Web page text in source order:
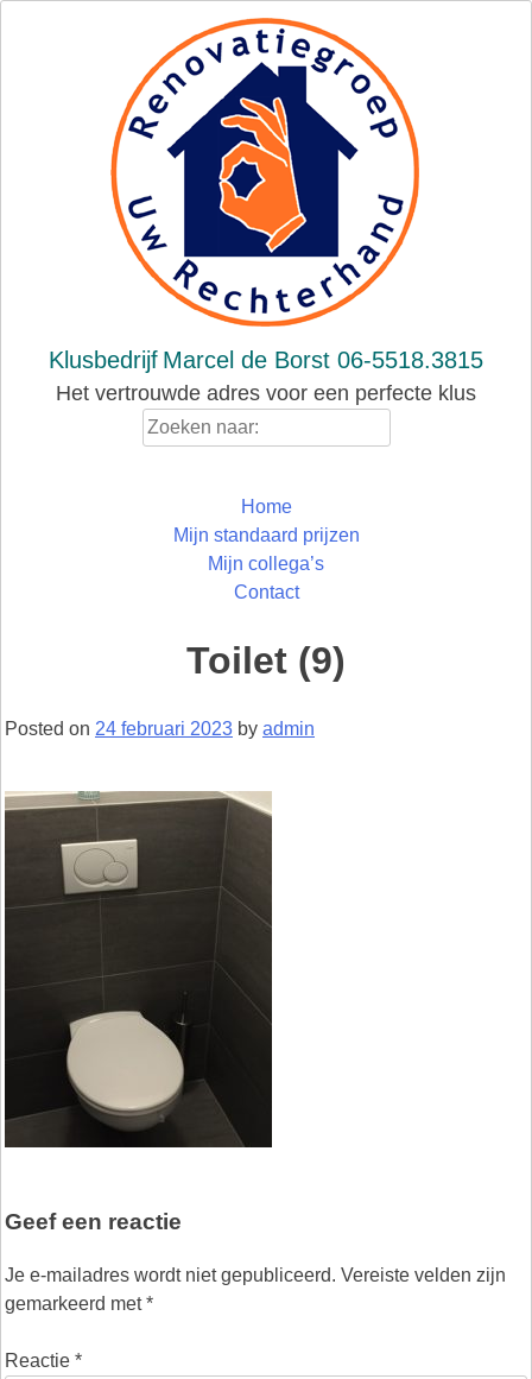
Klusbedrijf Marcel de Borst 06-5518.3815
Het vertrouwde adres voor een perfecte klus
Home
Mijn standaard prijzen
Mijn collega’s
Contact
Toilet (9)
Posted on 24 februari 2023 by admin
Geef een reactie
Je e-mailadres wordt niet gepubliceerd. Vereiste velden zijn
gemarkeerd met*
Reactie *